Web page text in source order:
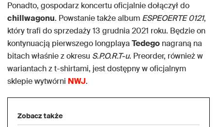
Ponadto, gospodarz koncertu oficjalnie dołączył do
chillwagonu. Powstanie także album ESPEOERTE 0121,
który trafi do sprzedaży 13 grudnia 2021 roku. Będzie on
kontynuacją pierwszego longplayaTedego nagraną na
bitach właśnie z okresu S.P.O.R.T-u. Preorder, również w
wariantach z t-shirtami, jest dostępny w oficjalnym
sklepie wytwórni NWJ.
Zobacz także